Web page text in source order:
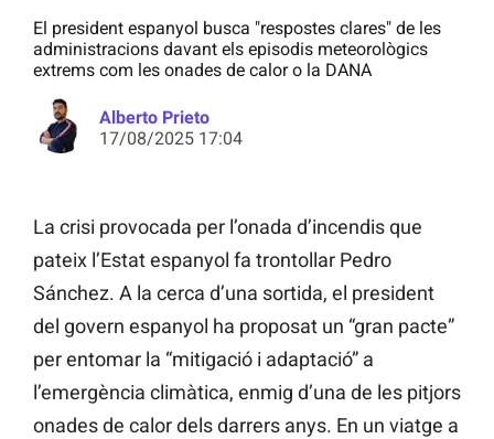
El president espanyol busca "respostes clares" de les
administracions davant els episodis meteorològics
extrems com les onades de calor o la DANA
Alberto Prieto
17/08/2025 17:04
La crisi provocada per l’onada d’incendis que
pateix l’Estat espanyol fa trontollar Pedro
Sánchez. A la cerca d’una sortida, el president
del govern espanyol ha proposat un “gran pacte”
per entomar la “mitigació i adaptació” a
l’emergència climàtica, enmig d’una de les pitjors
onades de calor dels darrers anys. En un viatge a